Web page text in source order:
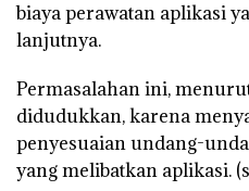
biaya perawatan aplikasi
lanjutnya.
Permasalahan ini,
didudukkan, karena
penyesuaian undang-
yang melibatkan aplikasi.